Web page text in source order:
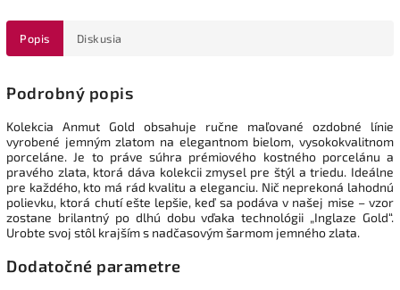
Popis Diskusia
Podrobný popis
Kolekcia Anmut Gold obsahuje ručne maľované ozdobné línie
vyrobené jemným zlatom na elegantnom bielom, vysokokvalitnom
porceláne. Je to práve súhra prémiového kostného porcelánu a
pravého zlata, ktorá dáva kolekcii zmysel pre štýl a triedu. Ideálne
pre každého, kto má rád kvalitu a eleganciu. Nič neprekoná lahodnú
polievku, ktorá chutí ešte lepšie, keď sa podáva v našej mise – vzor
zostane brilantný po dlhú dobu vďaka technológii „Inglaze Gold“.
Urobte svoj stôl krajším s nadčasovým šarmom jemného zlata.
Dodatočné parametre